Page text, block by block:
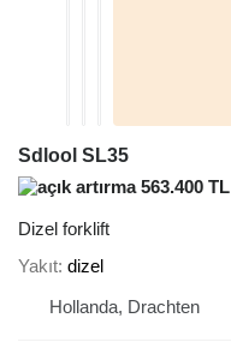
Sdlool SL35
563.400 TL
Dizel forklift
Yakıt dizel
Hollanda, Drachten